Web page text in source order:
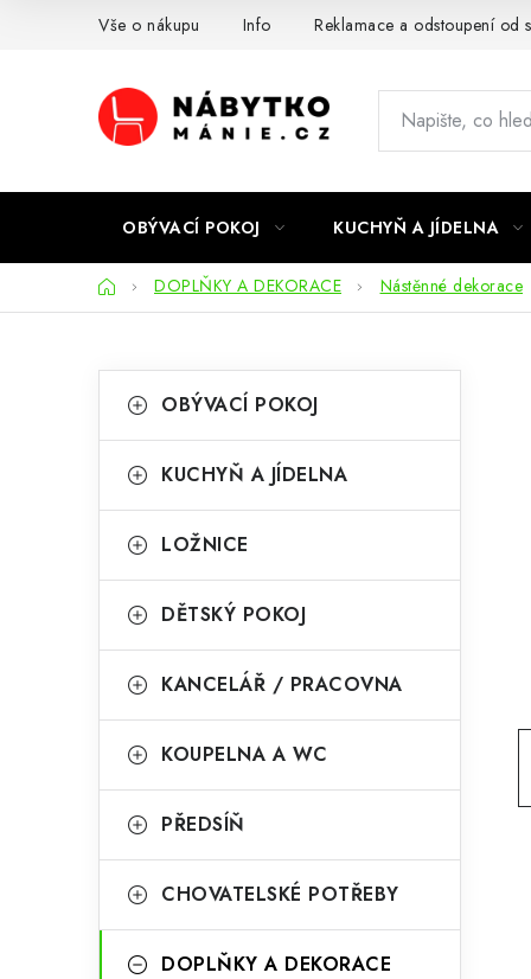
Vše o nákupu Info Reklamace a odstoupení od
OBÝVACÍ POKOJ KUCHYŇ A JÍDELNA
DomůDOPLŇKY A DEKORACE Nástěnné dekorace
o
t
r
n
n
p
e
kategorie
a
e
o
i
OBÝVACÍ POKOJ
KUCHYŇ A JÍDELNA
LOŽNICE
DĚTSKÝ POKOJ
KANCELÁŘ / PRACOVNA
KOUPELNA A WC
PŘEDSÍŇ
CHOVATELSKÉ POTŘEBY
DOPLŇKY A DEKORACE